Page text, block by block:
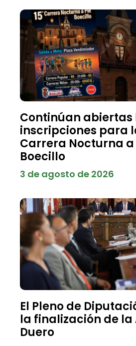
Continúan abiertas
inscripciones para
Carrera Nocturna a
Boecillo
3 de agosto de 2026
El Pleno de
la finalización de
Duero